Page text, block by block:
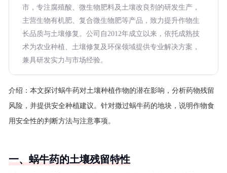
市，专注腐殖酸、微生物肥料及土壤改良剂的研发生产，
主营生物有机肥、复合微生物肥等产品，致力提升作物生
长品质与土壤修复。公司自2012年成立以来，依托成熟技
术为农业种植、土壤修复及环保领域提供专业解决方案，
兼具研发实力与市场经验。
介绍： 本文探讨蜗牛药对土壤种植作物的潜在影响，分析药物残留
风险，并提供安全种植建议。针对撒过蜗牛药的地块，说明作物食
用安全性的判断方法与注意事项。
一、蜗牛药的土壤残留特性